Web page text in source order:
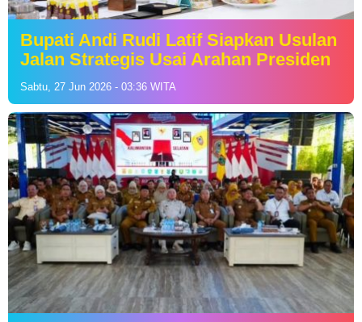
Bupati Andi Rudi Latif Siapkan Usulan
Jalan Strategis Usai Arahan Presiden
Sabtu, 27 Jun 2026 - 03:36 WITA